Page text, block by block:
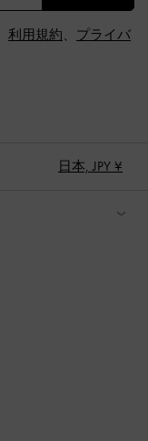
利用規約、 プライバ
日本, JPY ¥